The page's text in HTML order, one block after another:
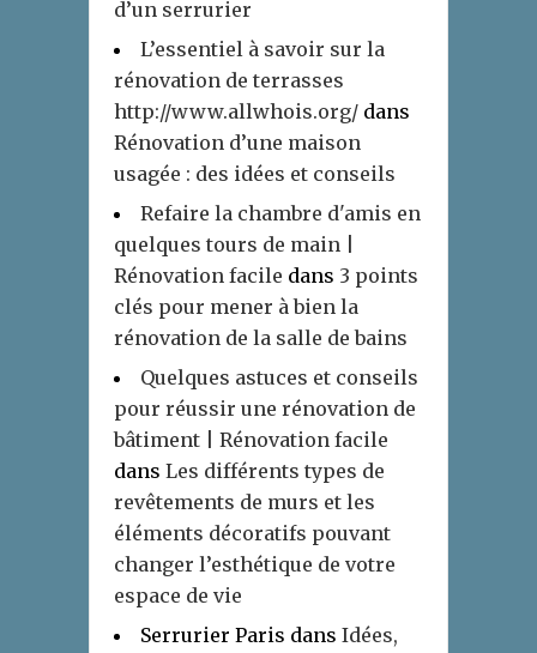
d’un serrurier
L’essentiel à savoir sur la
rénovation de terrasses
http://www.allwhois.org/ dans
Rénovation d’une maison
usagée : des idées et conseils
Refaire la chambre d'amis en
quelques tours de main |
Rénovation facile dans 3 points
clés pour mener à bien la
rénovation de la salle de bains
Quelques astuces et conseils
pour réussir une rénovation de
bâtiment | Rénovation facile
dans Les différents types de
revêtements de murs et les
éléments décoratifs pouvant
changer l’esthétique de votre
espace de vie
Serrurier Paris dans Idées,